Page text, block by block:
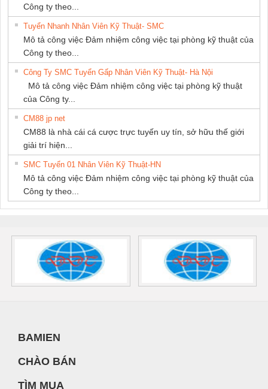
Công ty theo...
Tuyển Nhanh Nhân Viên Kỹ Thuật- SMC
Mô tả công việc Đảm nhiệm công việc tại phòng kỹ thuật của
Công ty theo...
Công Ty SMC Tuyển Gấp Nhân Viên Kỹ Thuật- Hà Nội
Mô tả công việc Đảm nhiệm công việc tại phòng kỹ thuật
của Công ty...
CM88 jp net
CM88 là nhà cái cá cược trực tuyến uy tín, sở hữu thế giới
giải trí hiện...
SMC Tuyển 01 Nhân Viên Kỹ Thuật-HN
Mô tả công việc Đảm nhiệm công việc tại phòng kỹ thuật của
Công ty theo...
BAMIEN
CHÀO BÁN
TÌM MUA